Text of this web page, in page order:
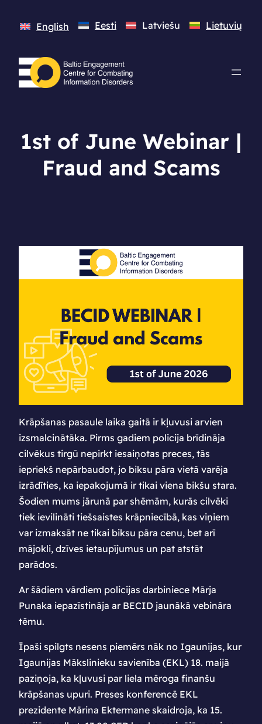
English Eesti Latviešu Lietuvių
1st of June Webinar |
Fraud and Scams
Krāpšanas pasaule laika gaitā ir kļuvusi arvien
izsmalcinātāka. Pirms gadiem policija brīdināja
cilvēkus tirgū nepirkt iesaiņotas preces, tās
iepriekš nepārbaudot, jo biksu pāra vietā varēja
izrādīties, ka iepakojumā ir tikai viena bikšu stara.
Šodien mums jārunā par shēmām, kurās cilvēki
tiek ievilināti tiešsaistes krāpniecībā, kas viņiem
var izmaksāt ne tikai biksu pāra cenu, bet arī
mājokli, dzīves ietaupījumus un pat atstāt
parādos.
Ar šādiem vārdiem policijas darbiniece Mārja
Punaka iepazīstināja ar BECID jaunākā vebināra
tēmu.
Īpaši spilgts nesens piemērs nāk no Igaunijas, kur
Igaunijas Mākslinieku savienība (EKL) 18. maijā
paziņoja, ka kļuvusi par liela mēroga finanšu
krāpšanas upuri. Preses konferencē EKL
prezidente Mārina Ektermane skaidroja, ka 15.